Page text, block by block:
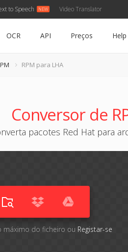
to Speech Video Translator
OCR API Preços Help
RPM para LHA
Conversor de
pacotes Red Hat para
máximo do ficheiro ou Registar-se